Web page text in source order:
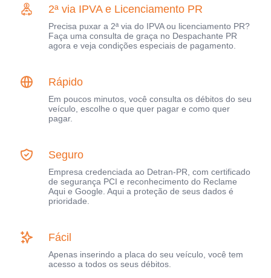
2ª via IPVA e Licenciamento PR
Precisa puxar a 2ª via do IPVA ou licenciamento PR?
Faça uma consulta de graça no Despachante PR
agora e veja condições especiais de pagamento.
Rápido
Em poucos minutos, você consulta os débitos do seu
veículo, escolhe o que quer pagar e como quer
pagar.
Seguro
Empresa credenciada ao Detran-PR, com certificado
de segurança PCI e reconhecimento do Reclame
Aqui e Google. Aqui a proteção de seus dados é
prioridade.
Fácil
Apenas inserindo a placa do seu veículo, você tem
acesso a todos os seus débitos.